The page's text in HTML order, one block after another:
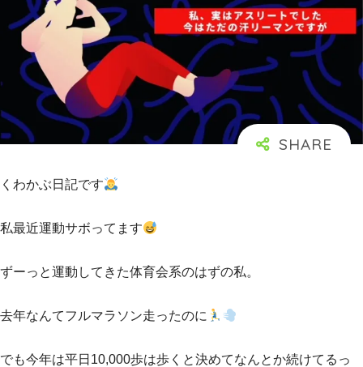
くわかぶ日記です
私最近運動サボってます
ずーっと運動してきた体育会系のはずの私。
去年なんてフルマラソン走ったのに
でも今年は平日10,000歩は歩くと決めてなんとか続けてるっ